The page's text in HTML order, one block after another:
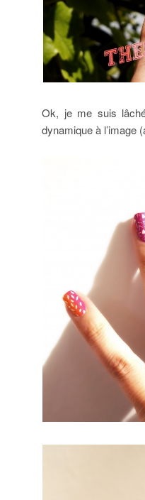
Ok, je me suis
dynamique à l’image